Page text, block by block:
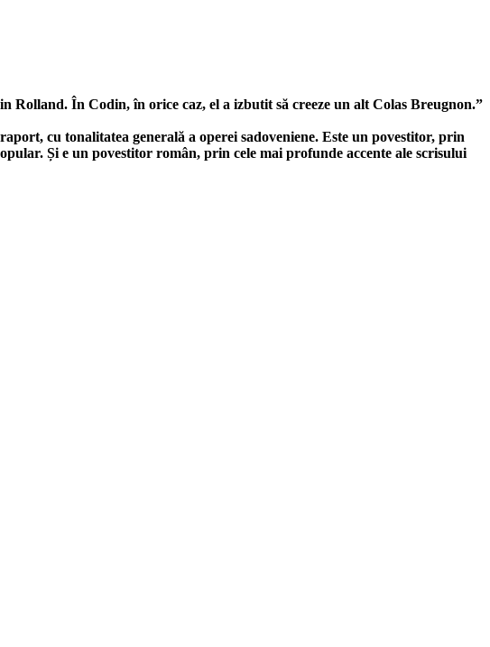
Rolland. În Codin, în orice caz, el a izbutit să creeze un alt Colas Breugnon.”
cu tonalitatea generală a operei sadoveniene. Este un povestitor, prin
Și e un povestitor român, prin cele mai profunde accente ale scrisului